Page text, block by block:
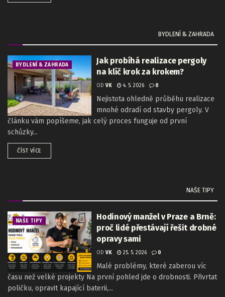
BYDLENÍ & ZAHRADA
BYDLENÍ & ZAHRADA
Jak probíhá realizace pergoly
na klíč krok za krokem?
OD VK 4. 5. 2026 0
Nejistota ohledně průběhu realizace
mnohé odradí od stavby pergoly. V
článku vám popíšeme, jak celý proces funguje od první
schůzky...
ČÍST VÍCE
NAŠE TIPY
NAŠE TIPY
Hodinový manžel v Praze a Brně:
proč lidé přestávají řešit drobné
opravy sami
OD VK 25. 5. 2026 0
Malé problémy, které zaberou víc
času než velké projekty Na první pohled jde o drobnosti. Přivrtat
poličku, opravit kapající baterii,...